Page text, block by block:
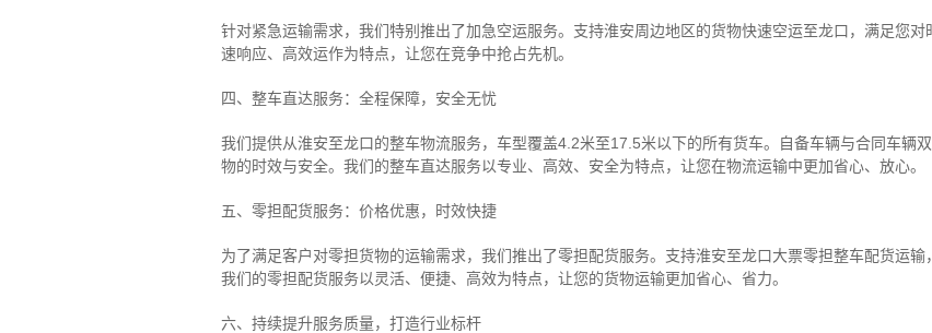
针对紧急运输需求，我们特别推出了加急空运服务。支持淮安周边地区的货物快速空运至龙口，满足您
速响应、高效运作为特点，让您在竞争中抢占先机。
四、整车直达服务：全程保障，安全无忧
我们提供从淮安至龙口的整车物流服务，车型覆盖4.2米至17.5米以下的所有货车。自备车辆与合同车辆
物的时效与安全。我们的整车直达服务以专业、高效、安全为特点，让您在物流运输中更加省心、放心。
五、零担配货服务：价格优惠，时效快捷
为了满足客户对零担货物的运输需求，我们推出了零担配货服务。支持淮安至龙口大票零担整车配货运输
我们的零担配货服务以灵活、便捷、高效为特点，让您的货物运输更加省心、省力。
六、持续提升服务质量，打造行业标杆